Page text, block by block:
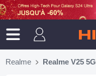
Realme Realme V25 5G